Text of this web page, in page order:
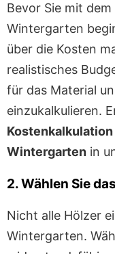
Bevor Sie mit
Wintergarten
über die Kosten
realistisches
für das Material
einzukalkulieren.
Wintergarten in
2. Wählen Sie
Nicht alle Hölzer
Wintergarten.